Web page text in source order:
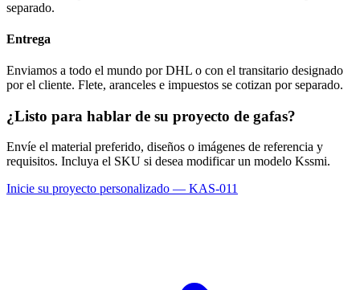
separado.
Entrega
Enviamos a todo el mundo por DHL o con el transitario designado
por el cliente. Flete, aranceles e impuestos se cotizan por separado.
¿Listo para hablar de su proyecto de gafas?
Envíe el material preferido, diseños o imágenes de referencia y
requisitos. Incluya el SKU si desea modificar un modelo Kssmi.
Inicie su proyecto personalizado — KAS-011